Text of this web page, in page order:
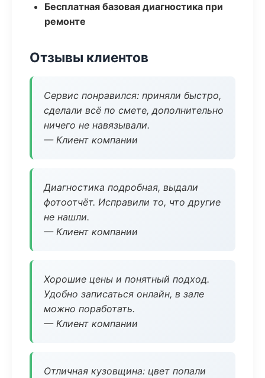
Бесплатная базовая диагностика при
ремонте
Отзывы клиентов
Сервис понравился: приняли быстро,
сделали всё по смете, дополнительно
ничего не навязывали.
— Клиент компании
Диагностика подробная, выдали
фотоотчёт. Исправили то, что другие
не нашли.
— Клиент компании
Хорошие цены и понятный подход.
Удобно записаться онлайн, в зале
можно поработать.
— Клиент компании
Отличная кузовщина: цвет попали